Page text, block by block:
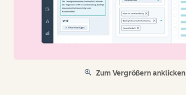
Zum Vergrößern anklicken